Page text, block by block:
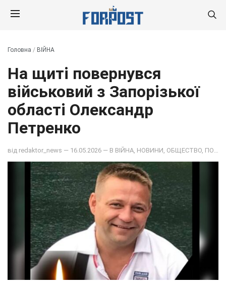
Головна / ВІЙНА
На щиті повернувся
військовий з Запорізької
області Олександр
Петренко
від redaktor_news — 16.05.2026 — В ВІЙНА НОВИНИ ОБЩЕСТВО ПОДІЇ